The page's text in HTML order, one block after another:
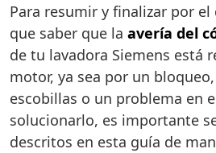
Para resumir y finalizar por el
que saber que la avería del
de tu lavadora Siemens está
motor, ya sea por un
escobillas o un problema en
solucionarlo, es importante
descritos en esta guía de